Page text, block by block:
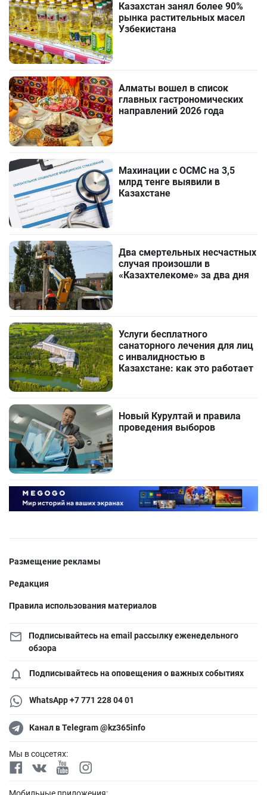
Казахстан занял более 90%
рынка растительных масел
Узбекистана
Алматы вошел в список
главных гастрономических
направлений 2026 года
Махинации с ОСМС на 3,5
млрд тенге выявили в
Казахстане
Два смертельных несчастных
случая произошли в
«Казахтелекоме» за два дня
Услуги бесплатного
санаторного лечения для лиц
с инвалидностью в
Казахстане: как это работает
Новый Курултай и правила
проведения выборов
Размещение рекламы
Редакция
Правила использования материалов
Подписывайтесь на email рассылку еженедельного
обзора
Подписывайтесь на оповещения о важных событиях
WhatsApp +7 771 228 04 01
Канал в Telegram @kz365info
Мы в соцсетях:
Мобильные приложения: